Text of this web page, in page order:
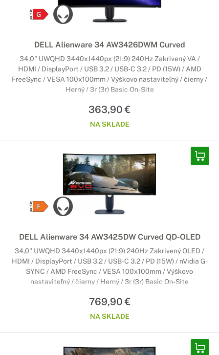
DELL Alienware 34 AW3426DWM Curved
34,0" UWQHD 3440x1440px (21:9) 240Hz Zakrivený VA /
HDMI / DisplayPort / USB 3.2 / USB-C 3.2 / PD (15W) / AMD
FreeSync / VESA 100x100mm / Výškovo nastaviteľný / čierny /
Herný / 3r (3r) Basic On-Site
363,90 €
NA SKLADE
DELL Alienware 34 AW3425DW Curved QD-OLED
34,0" UWQHD 3440x1440px (21:9) 240Hz Zakrivený OLED /
HDMI / DisplayPort / USB 3.2 / USB-C 3.2 / PD (15W) / nVidia G-
SYNC / AMD FreeSync / VESA 100x100mm / Výškovo
nastaviteľný / čierny / Herný / 3r (3r) Basic On-Site
769,90 €
NA SKLADE